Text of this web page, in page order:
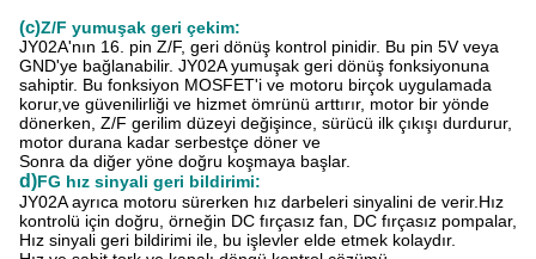
(c)Z/F yumuşak geri çekim:
JY02A'nın 16. pin Z/F, geri dönüş kontrol pinidir. Bu pin 5V veya
GND'ye bağlanabilir. JY02A yumuşak geri dönüş fonksiyonuna
sahiptir. Bu fonksiyon MOSFET'i ve motoru birçok uygulamada
korur,ve güvenilirliği ve hizmet ömrünü arttırır, motor bir yönde
dönerken, Z/F gerilim düzeyi değişince, sürücü ilk çıkışı durdurur,
motor durana kadar serbestçe döner ve
Sonra da diğer yöne doğru koşmaya başlar.
d)FG hız sinyali geri bildirimi:
JY02A ayrıca motoru sürerken hız darbeleri sinyalini de verir.Hız
kontrolü için doğru, örneğin DC fırçasız fan, DC fırçasız pompalar,
Hız sinyali geri bildirimi ile, bu işlevler elde etmek kolaydır.